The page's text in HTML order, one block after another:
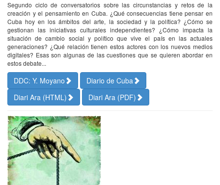
Segundo ciclo de conversatorios sobre las circunstancias y retos de la
creación y el pensamiento en Cuba. ¿Qué consecuencias tiene pensar en
Cuba hoy en los ámbitos del arte, la sociedad y la política? ¿Cómo se
gestionan las iniciativas culturales independientes? ¿Cómo impacta la
situación de cambio social y político que vive el país en las actuales
generaciones? ¿Qué relación tienen estos actores con los nuevos medios
digitales? Esas son algunas de las cuestiones que se quieren abordar en
estos debate...
DDC: Y. Moyano
Diario de Cuba
Diari Ara (HTML)
Diari Ara (PDF)